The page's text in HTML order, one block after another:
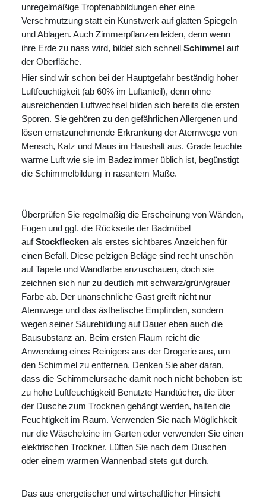
unregelmäßige Tropfenabbildungen eher eine
Verschmutzung statt ein Kunstwerk auf glatten Spiegeln
und Ablagen. Auch Zimmerpflanzen leiden, denn wenn
ihre Erde zu nass wird, bildet sich schnell Schimmel auf
der Oberfläche.
Hier sind wir schon bei der Hauptgefahr beständig hoher
Luftfeuchtigkeit (ab 60% im Luftanteil), denn ohne
ausreichenden Luftwechsel bilden sich bereits die ersten
Sporen. Sie gehören zu den gefährlichen Allergenen und
lösen ernstzunehmende Erkrankung der Atemwege von
Mensch, Katz und Maus im Haushalt aus. Grade feuchte
warme Luft wie sie im Badezimmer üblich ist, begünstigt
die Schimmelbildung in rasantem Maße.
Überprüfen Sie regelmäßig die Erscheinung von Wänden,
Fugen und ggf. die Rückseite der Badmöbel
aufStockflecken als erstes sichtbares Anzeichen für
einen Befall. Diese pelzigen Beläge sind recht unschön
auf Tapete und Wandfarbe anzuschauen, doch sie
zeichnen sich nur zu deutlich mit schwarz/grün/grauer
Farbe ab. Der unansehnliche Gast greift nicht nur
Atemwege und das ästhetische Empfinden, sondern
wegen seiner Säurebildung auf Dauer eben auch die
Bausubstanz an. Beim ersten Flaum reicht die
Anwendung eines Reinigers aus der Drogerie aus, um
den Schimmel zu entfernen. Denken Sie aber daran,
dass die Schimmelursache damit noch nicht behoben ist:
zu hohe Luftfeuchtigkeit! Benutzte Handtücher, die über
der Dusche zum Trocknen gehängt werden, halten die
Feuchtigkeit im Raum. Verwenden Sie nach Möglichkeit
nur die Wäscheleine im Garten oder verwenden Sie einen
elektrischen Trockner. Lüften Sie nach dem Duschen
oder einem warmen Wannenbad stets gut durch.
Das aus energetischer und wirtschaftlicher Hinsicht